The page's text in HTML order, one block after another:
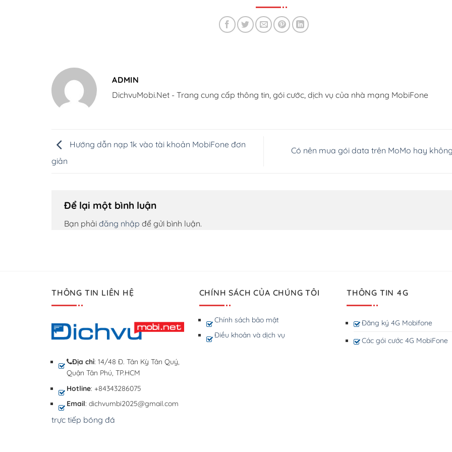
ADMIN
DichvuMobi.Net - Trang cung cấp thông tin, gói cước, dịch vụ của nhà mạng MobiFone
Hướng dẫn nạp 1k vào tài khoản MobiFone đơn
giản
Có nên mua gói data trên MoMo hay
Để lại một bình luận
Bạn phải đăng nhập để gửi bình luận.
THÔNG TIN LIÊN HỆ
Địa chỉ: 14/48 Đ. Tân Kỳ Tân Quý,
Quận Tân Phú, TP.HCM
Hotline: +84343286075
Email: dichvumbi2025@gmail.com
trực tiếp bóng đá
CHÍNH SÁCH CỦA CHÚNG TÔI
Chính sách bảo mật
Điều khoản và dịch vụ
THÔNG TIN 4G
Đăng ký 4G Mobifone
Các gói cước 4G MobiFone